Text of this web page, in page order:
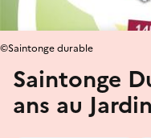
Saintonge
ans au
©Saintonge durable